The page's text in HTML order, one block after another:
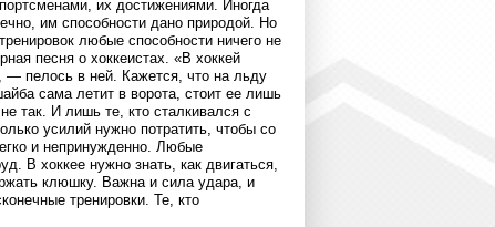
их достижениями. Иногда
им способности дано природой. Но
любые способности ничего не
песня о хоккеистах. «В хоккей
пелось в ней. Кажется, что на льду
сама летит в ворота, стоит ее лишь
так. И лишь те, кто сталкивался с
усилий нужно потратить, чтобы со
и непринужденно. Любые
В хоккее нужно знать, как двигаться,
клюшку. Важна и сила удара, и
тренировки. Те, кто